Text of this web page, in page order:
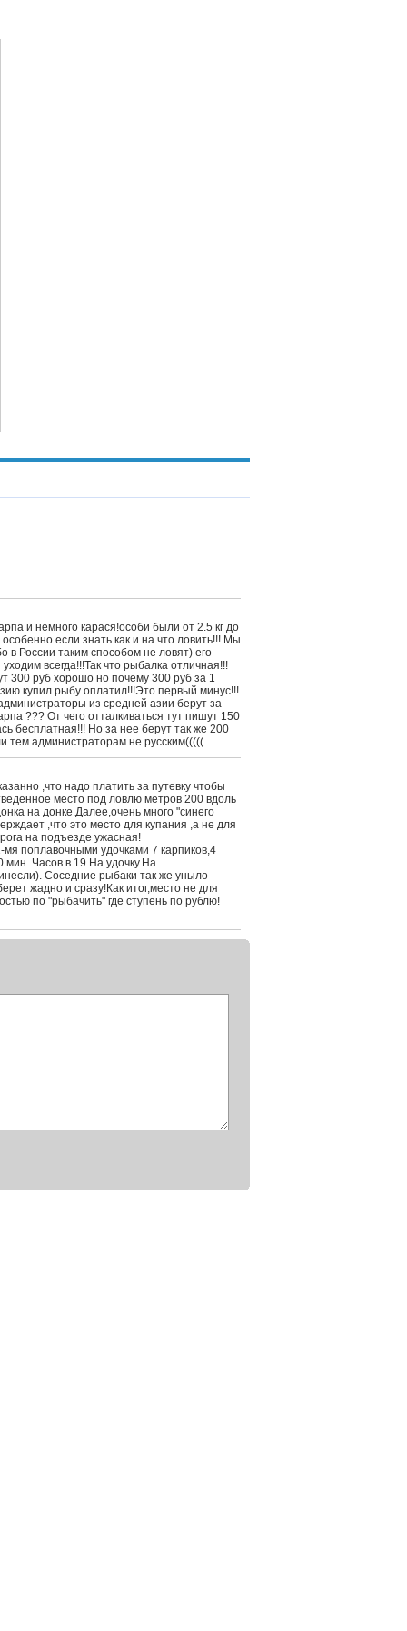
и немного карася!особи были от 2.5 кг до
если знать как и на что ловить!!! Мы
в России таким способом не ловят) его
всегда!!!Так что рыбалка отличная!!!
300 руб хорошо но почему 300 руб за 1
купил рыбу оплатил!!!Это первый минус!!!
из средней азии берут за
??? От чего отталкиваться тут пишут 150
бесплатная!!! Но за нее берут так же 200
тем администраторам не русским(((((
,что надо платить за путевку чтобы
место под ловлю метров 200 вдоль
на донке.Далее,очень много "синего
,что это место для купания ,а не для
на подъезде ужасная!
поплавочными удочками 7 карпиков,4
мин .Часов в 19.На удочку.На
Соседние рыбаки так же уныло
жадно и сразу!Как итог,место не для
по "рыбачить" где ступень по рублю!